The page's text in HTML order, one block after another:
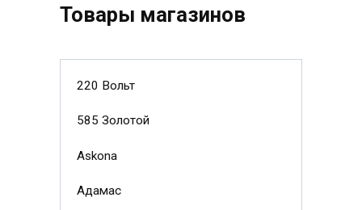
Товары магазинов
220 Вольт
585 Золотой
Askona
Адамас